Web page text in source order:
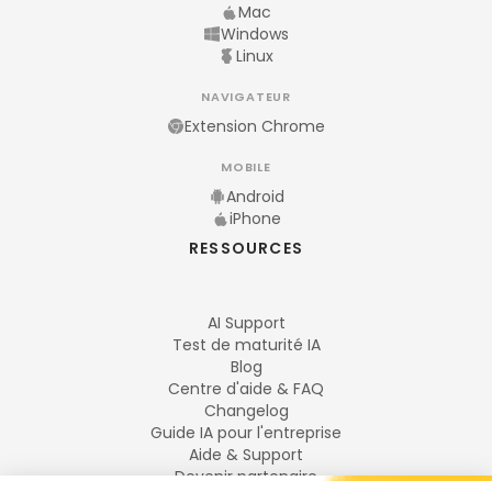
Mac
Windows
Linux
NAVIGATEUR
Extension Chrome
MOBILE
Android
iPhone
RESSOURCES
AI Support
Test de maturité IA
Blog
Centre d'aide & FAQ
Changelog
Guide IA pour l'entreprise
Aide & Support
Devenir partenaire